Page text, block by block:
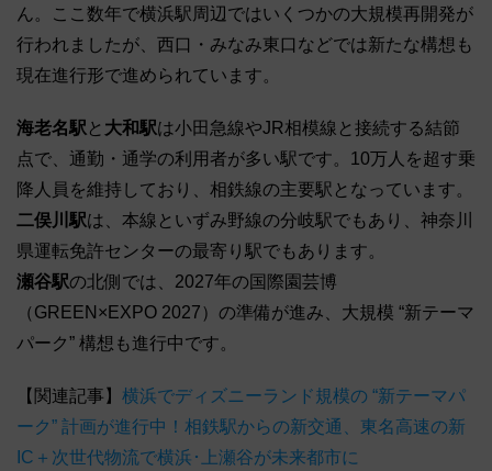
ん。ここ数年で横浜駅周辺ではいくつかの大規模再開発が
行われましたが、西口・みなみ東口などでは新たな構想も
現在進行形で進められています。
海老名駅 と 大和駅は小田急線やJR相模線と接続する結節
点で、通勤・通学の利用者が多い駅です。10万人を超す乗
降人員を維持しており、相鉄線の主要駅となっています。
二俣川駅は、本線といずみ野線の分岐駅でもあり、神奈川
県運転免許センターの最寄り駅でもあります。
瀬谷駅の北側では、2027年の国際園芸博
（GREEN×EXPO 2027）の準備が進み、大規模 “新テーマ
パーク” 構想も進行中です。
【関連記事】 横浜でディズニーランド規模の “新テーマパ
ーク” 計画が進行中！相鉄駅からの新交通、東名高速の新
IC＋次世代物流で横浜･上瀬谷が未来都市に